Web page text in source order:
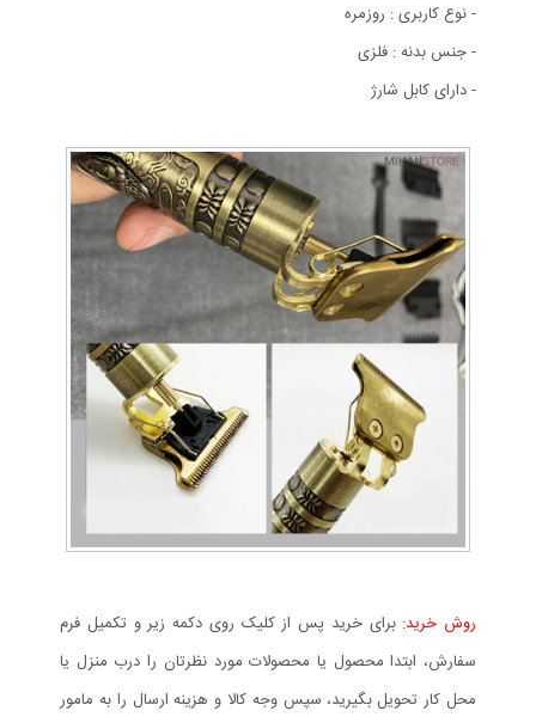
- نوع کاربری : روزمره
- جنس بدنه : فلزی
- دارای کابل شارژ
روش خرید: برای خرید پس از کلیک روی دکمه زیر و تکمیل فرم
سفارش، ابتدا محصول یا محصولات مورد نظرتان را درب منزل یا
محل کار تحویل بگیرید، سپس وجه کالا و هزینه ارسال را به مامور